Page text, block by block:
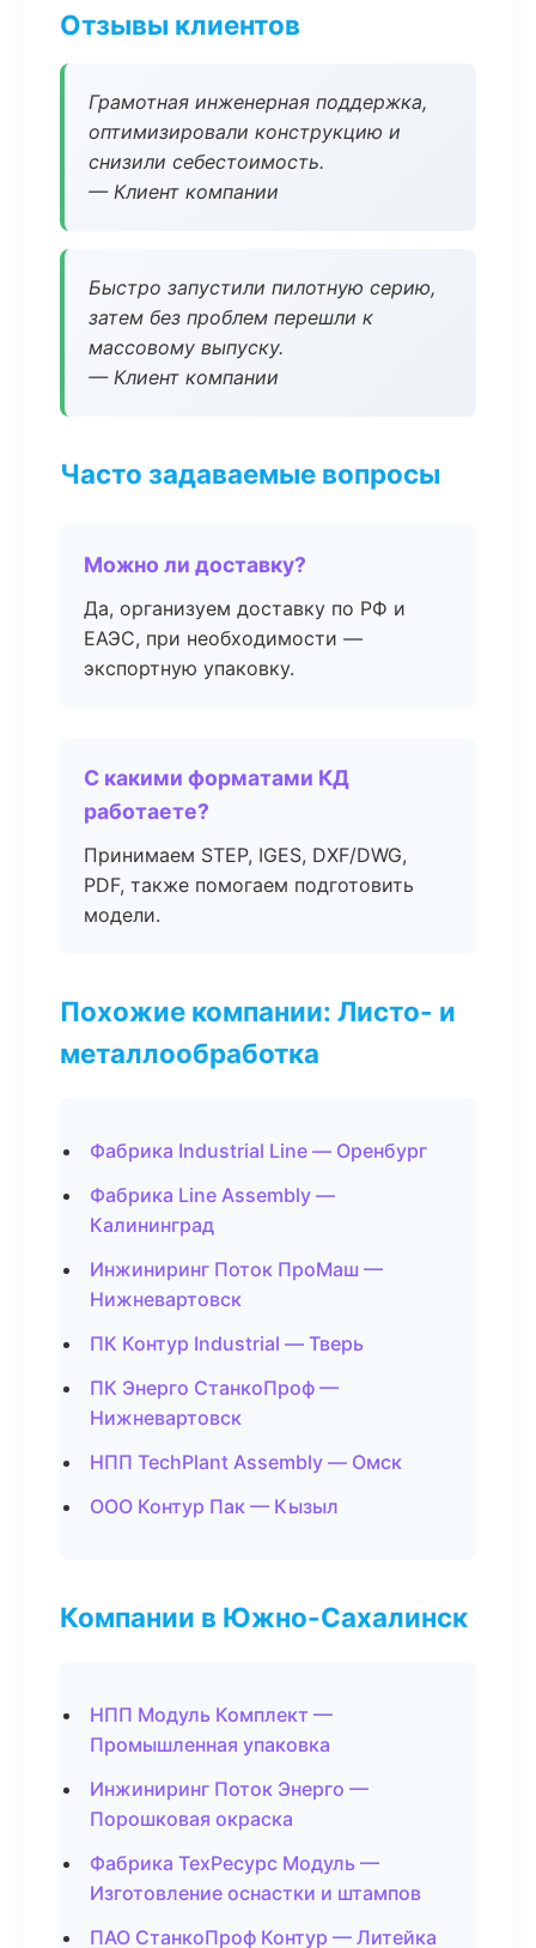
Отзывы клиентов
Грамотная инженерная поддержка,
оптимизировали конструкцию и
снизили себестоимость.
— Клиент компании
Быстро запустили пилотную серию,
затем без проблем перешли к
массовому выпуску.
— Клиент компании
Часто задаваемые вопросы
Можно ли доставку?
Да, организуем доставку по РФ и
ЕАЭС, при необходимости —
экспортную упаковку.
С какими форматами КД
работаете?
Принимаем STEP, IGES, DXF/DWG,
PDF, также помогаем подготовить
модели.
Похожие компании: Листо- и
металлообработка
Фабрика Industrial Line — Оренбург
Фабрика Line Assembly —
Калининград
Инжиниринг Поток ПроМаш —
Нижневартовск
ПК Контур Industrial — Тверь
ПК Энерго СтанкоПроф —
Нижневартовск
НПП TechPlant Assembly — Омск
ООО Контур Пак — Кызыл
Компании в Южно-Сахалинск
НПП Модуль Комплект —
Промышленная упаковка
Инжиниринг Поток Энерго —
Порошковая окраска
Фабрика ТехРесурс Модуль —
Изготовление оснастки и штампов
ПАО СтанкоПроф Контур — Литейка